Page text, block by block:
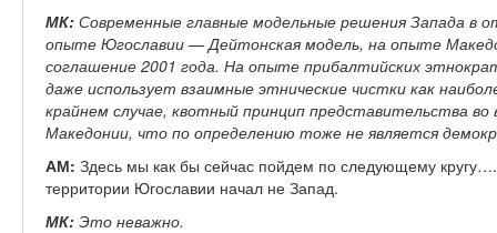
МК: Современные главные модельные решения Запада в
опыте Югославии — Дейтонская модель, на опыте
соглашение 2001 года. На опыте прибалтийских
даже использует взаимные этнические чистки как
крайнем случае, квотный принцип представительства во
Македонии, что по определению тоже не является
АМ: Здесь мы как бы сейчас пойдем по следующему
территории Югославии начал не Запад.
МК: Это неважно.